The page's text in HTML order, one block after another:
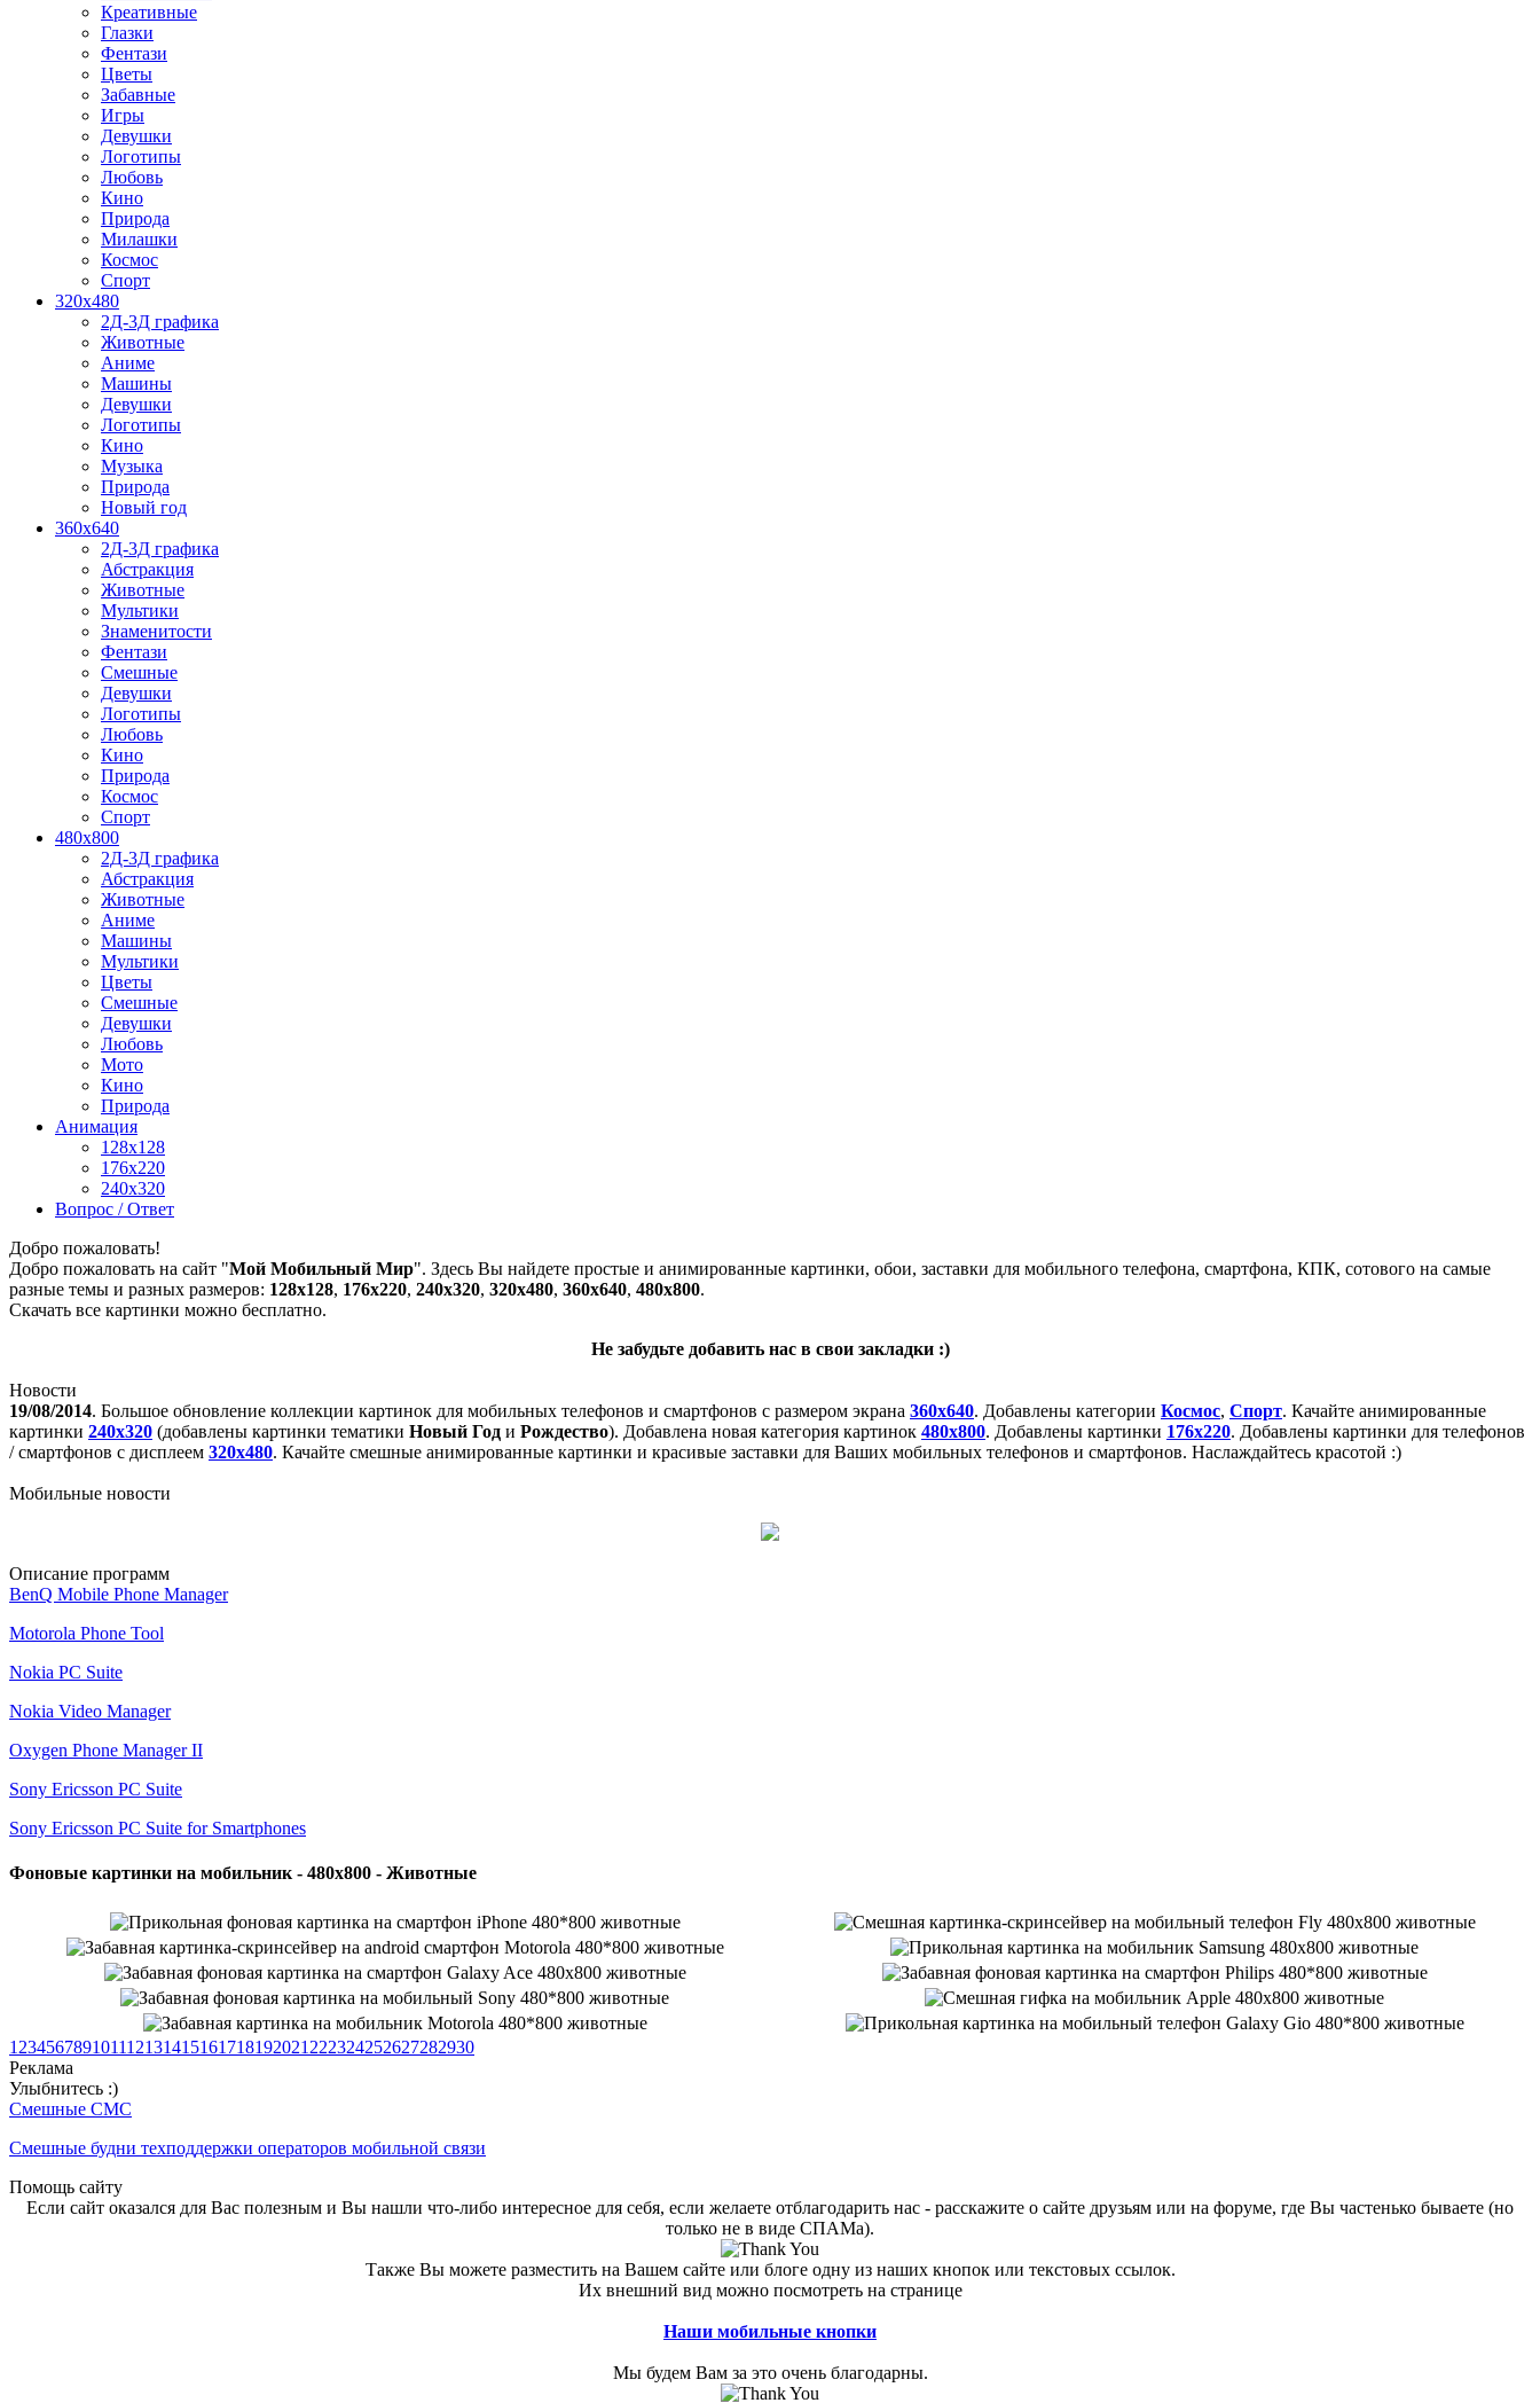
Креативные
Глазки
Фентази
Цветы
Забавные
Игры
Девушки
Логотипы
Любовь
Кино
Природа
Милашки
Космос
Спорт
320x480
2Д-3Д графика
Животные
Аниме
Машины
Девушки
Логотипы
Кино
Музыка
Природа
Новый год
360x640
2Д-3Д графика
Абстракция
Животные
Мультики
Знаменитости
Фентази
Смешные
Девушки
Логотипы
Любовь
Кино
Природа
Космос
Спорт
480x800
2Д-3Д графика
Абстракция
Животные
Аниме
Машины
Мультики
Цветы
Смешные
Девушки
Любовь
Мото
Кино
Природа
Анимация
128x128
176x220
240x320
Вопрос / Ответ
Добро пожаловать!
Добро пожаловать на сайт "Мой Мобильный Мир". Здесь Вы найдете простые и анимированные картинки, обои, заставки для мобильного телефона, смартфона, КПК, сотового на самые
разные темы и разных размеров: 128х128, 176х220, 240х320, 320x480, 360x640, 480x800.
Скачать все картинки можно бесплатно.
Не забудьте добавить нас в свои закладки :)
Новости
19/08/2014. Большое обновление коллекции картинок для мобильных телефонов и смартфонов с размером экрана 360x640. Добавлены категории Космос, Спорт. Качайте анимированные
картинки 240x320 (добавлены картинки тематики Новый Год и Рождество). Добавлена новая категория картинок 480x800. Добавлены картинки 176x220. Добавлены картинки для телефонов
/ смартфонов с дисплеем 320х480. Качайте смешные анимированные картинки и красивые заставки для Ваших мобильных телефонов и смартфонов. Наслаждайтесь красотой :)
Мобильные новости
Описание программ
BenQ Mobile Phone Manager
Motorola Phone Tool
Nokia PC Suite
Nokia Video Manager
Oxygen Phone Manager II
Sony Ericsson PC Suite
Sony Ericsson PC Suite for Smartphones
Фоновые картинки на мобильник - 480x800 - Животные
1 23456789101112131415161718192021 222324252627282930
Реклама
Улыбнитесь :)
Смешные СМС
Смешные будни техподдержки операторов мобильной связи
Помощь сайту
Если сайт оказался для Вас полезным и Вы нашли что-либо интересное для себя, если желаете отблагодарить нас - расскажите о сайте друзьям или на форуме, где Вы частенько бываете (но
только не в виде СПАМа).
Также Вы можете разместить на Вашем сайте или блоге одну из наших кнопок или текстовых ссылок.
Их внешний вид можно посмотреть на странице
Наши мобильные кнопки
Мы будем Вам за это очень благодарны.